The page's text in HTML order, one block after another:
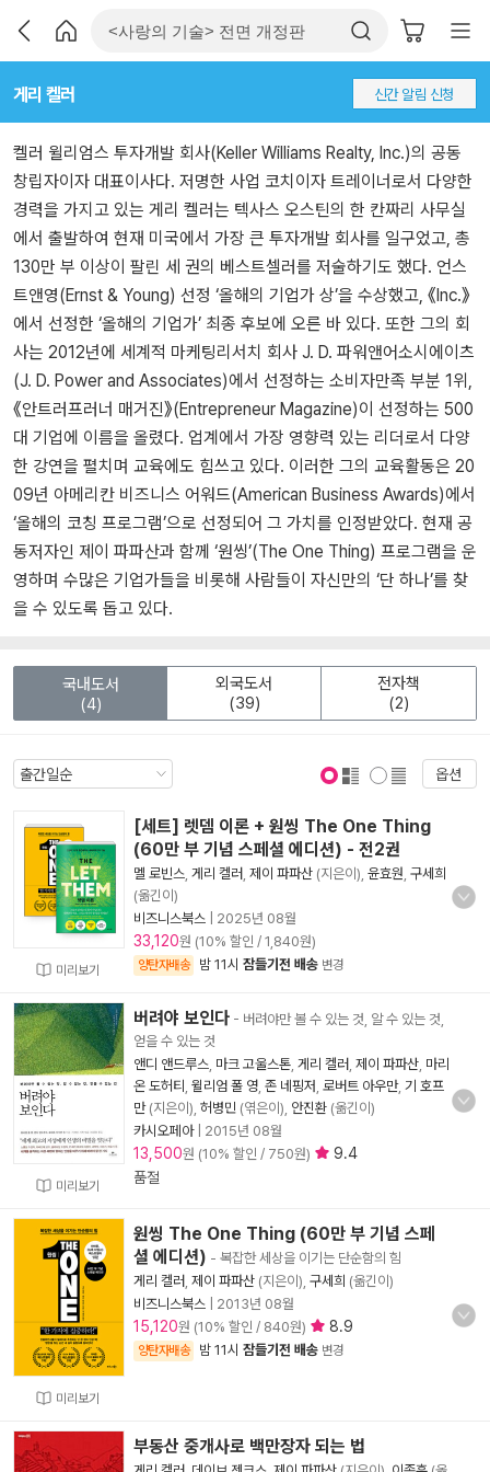
게리 켈러 신간 알림 신청
켈러 윌리엄스 투자개발 회사(Keller Williams Realty, Inc.)의 공동
창립자이자 대표이사다. 저명한 사업 코치이자 트레이너로서 다양한
경력을 가지고 있는 게리 켈러는 텍사스 오스틴의 한 칸짜리 사무실
에서 출발하여 현재 미국에서 가장 큰 투자개발 회사를 일구었고, 총
130만 부 이상이 팔린 세 권의 베스트셀러를 저술하기도 했다. 언스
트앤영(Ernst & Young) 선정 ‘올해의 기업가 상’을 수상했고, 《Inc.》
에서 선정한 ‘올해의 기업가’ 최종 후보에 오른 바 있다. 또한 그의 회
사는 2012년에 세계적 마케팅리서치 회사 J. D. 파워앤어소시에이츠
(J. D. Power and Associates)에서 선정하는 소비자만족 부분 1위,
《안트러프러너 매거진》(Entrepreneur Magazine)이 선정하는 500
대 기업에 이름을 올렸다. 업계에서 가장 영향력 있는 리더로서 다양
한 강연을 펼치며 교육에도 힘쓰고 있다. 이러한 그의 교육활동은 20
09년 아메리칸 비즈니스 어워드(American Business Awards)에서
‘올해의 코칭 프로그램’으로 선정되어 그 가치를 인정받았다. 현재 공
동저자인 제이 파파산과 함께 ‘원씽’(The One Thing) 프로그램을 운
영하며 수많은 기업가들을 비롯해 사람들이 자신만의 ‘단 하나’를 찾
을 수 있도록 돕고 있다.
국내도서
(4)
외국도서
(39)
전자책
(2)
옵션
미리보기
[세트] 렛뎀 이론 + 원씽 The One Thing
(60만 부 기념 스페셜 에디션) - 전2권
멜 로빈스 게리 켈러 제이 파파산 (지은이), 윤효원 구세희
(옮긴이)
비즈니스북스
2025년 08월
33,120원 (10% 할인 / 1,840원)
양탄자배송 밤 11시 잠들기전 배송 변경
미리보기
버려야 보인다 - 버려야만 볼 수 있는 것, 알 수 있는 것,
얻을 수 있는 것
앤디 앤드루스 마크 고울스톤 게리 켈러 제이 파파산 마리
온 도허티 윌리엄 폴 영 존 네핑저 로버트 아우만, 기 호프
만(지은이), 허병민 (엮은이), 안진환 (옮긴이)
카시오페아| 2015년 08월
13,500원 (10% 할인 / 750원)
9.4
품절
미리보기
원씽 The One Thing (60만 부 기념 스페
셜 에디션) - 복잡한 세상을 이기는 단순함의 힘
게리 켈러 제이 파파산 (지은이), 구세희 (옮긴이)
비즈니스북스
2013년 08월
15,120원 (10% 할인 / 840원) 8.9
양탄자배송 밤 11시 잠들기전 배송 변경
부동산 중개사로 백만장자 되는 법